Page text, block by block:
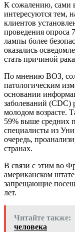
К сожалению, сами
интересуются тем,
клиентов
проведения опроса
лампы более
оказались
стать причиной
По мнению ВОЗ,
патологическим
основании
заболеваний (CDC)
молодом возрасте.
59% выше средних
специалисты из
очередь,
странах.
В связи с этим во
американском
запрещающие
лет.
Читайте также:
человека